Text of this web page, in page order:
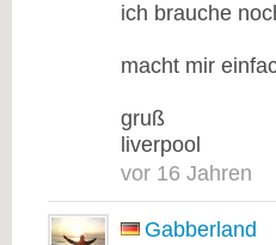
ich brauche
macht mir
gruß
liverpool
vor 16 Jahren
Gabberland